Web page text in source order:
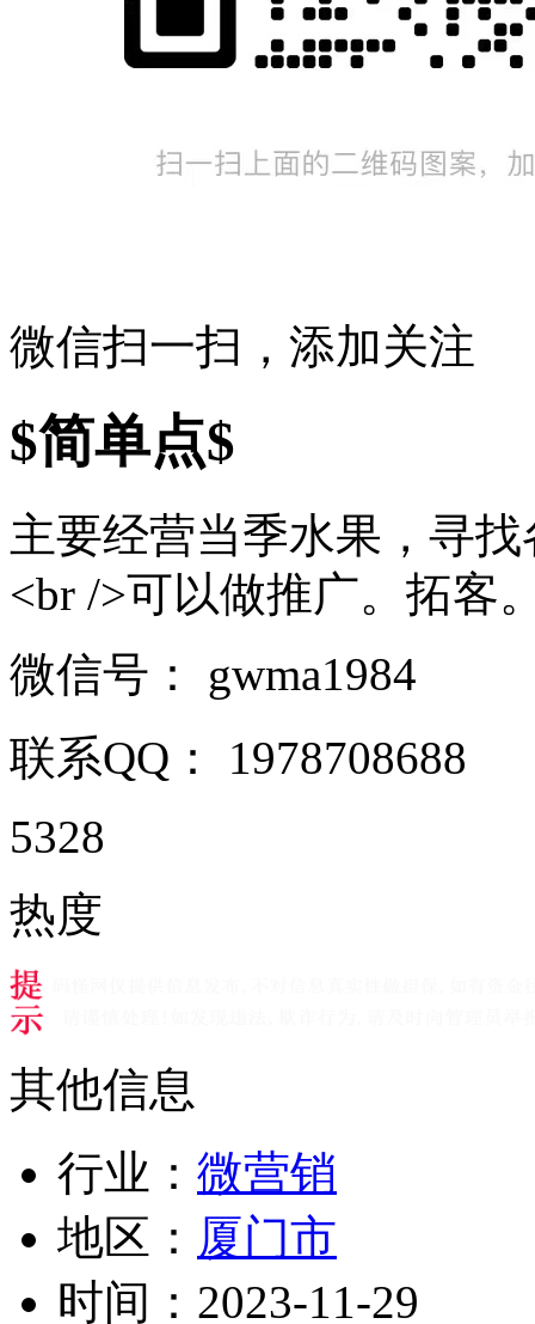
微信扫一扫，添加关注
$简单点$
主要经营当季水果，寻
<br />可以做推广。拓客
微信号： gwma1984
联系QQ： 1978708688
5328
热度
其他信息
行业： 微营销
地区： 厦门市
时间： 2023-11-29